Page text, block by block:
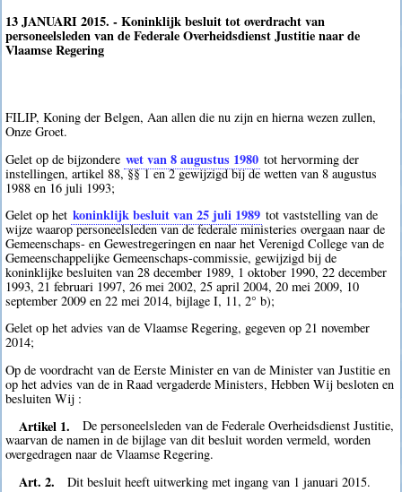
13 JANUARI 2015. - Koninklijk besluit tot overdracht van
personeelsleden van de Federale Overheidsdienst Justitie naar de
Vlaamse Regering
FILIP, Koning der Belgen, Aan allen die nu zijn en hierna wezen zullen,
Onze Groet.
Gelet op de bijzondere wet van 8 augustus 1980 tot hervorming der
instellingen, artikel 88, §§ 1 en 2 gewijzigd bij de wetten van 8 augustus
1988 en 16 juli 1993;
Gelet op het koninklijk besluit van 25 juli 1989 tot vaststelling van de
wijze waarop personeelsleden van de federale ministeries overgaan naar de
Gemeenschaps- en Gewestregeringen en naar het Verenigd College van de
Gemeenschappelijke Gemeenschaps-commissie, gewijzigd bij de
koninklijke besluiten van 28 december 1989, 1 oktober 1990, 22 december
1993, 21 februari 1997, 26 mei 2002, 25 april 2004, 20 mei 2009, 10
september 2009 en 22 mei 2014, bijlage I, 11, 2° b);
Gelet op het advies van de Vlaamse Regering, gegeven op 21 november
2014;
Op de voordracht van de Eerste Minister en van de Minister van Justitie en
op het advies van de in Raad vergaderde Ministers, Hebben Wij besloten en
besluiten Wij :
Artikel 1.
De personeelsleden van de Federale Overheidsdienst Justitie,
waarvan de namen in de bijlage van dit besluit worden vermeld, worden
overgedragen naar de Vlaamse Regering.
Art. 2. Dit besluit heeft uitwerking met ingang van 1 januari 2015.